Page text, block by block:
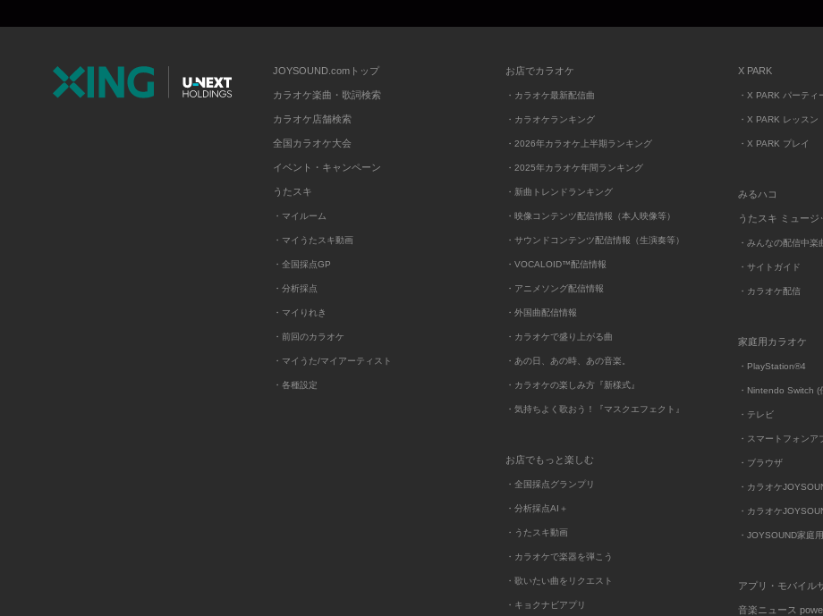
JOYSOUND.comトップ
カラオケ楽曲・歌詞検索
カラオケ店舗検索
全国カラオケ大会
イベント・キャンペーン
うたスキ
・マイルーム
・マイうたスキ動画
・全国採点GP
・分析採点
・マイりれき
・前回のカラオケ
・マイうた/マイアーティスト
・各種設定
お店でカラオケ
・カラオケ最新配信曲
・カラオケランキング
・2026年カラオケ上半期ランキング
・2025年カラオケ年間ランキング
・新曲トレンドランキング
・映像コンテンツ配信情報（本人映像等）
・サウンドコンテンツ配信情報（生演奏等）
・VOCALOID™配信情報
・アニメソング配信情報
・外国曲配信情報
・カラオケで盛り上がる曲
・あの日、あの時、あの音楽。
・カラオケの楽しみ方『新様式』
・気持ちよく歌おう！『マスクエフェクト』
お店でもっと楽しむ
・全国採点グランプリ
・分析採点AI＋
・うたスキ動画
・カラオケで楽器を弾こう
・歌いたい曲をリクエスト
・キョクナビアプリ
X PARK
・X PARK パーティ
・X PARK レッスン
・X PARK プレイ
みるハコ
うたスキ ミュージ
・みんなの配信中楽
・サイトガイド
・カラオケ配信
家庭用カラオケ
・PlayStation®4
・Nintendo Switch (
・テレビ
・スマートフォンア
・ブラウザ
・カラオケ
・カラオケ
・JOYSOUND家庭
アプリ・モバイル
音楽ニュース